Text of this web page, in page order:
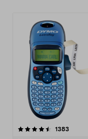
1383
4.5 av 5 stjerner